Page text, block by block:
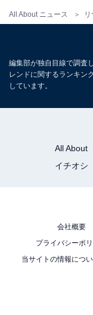
All About ニュース
評、旅行コラムを
グ
編集部が独自目線で調査
レンドに関するランキン
しています。
All About
イチオシ
会社概要
プライバシーポ
当サイトの情報につ